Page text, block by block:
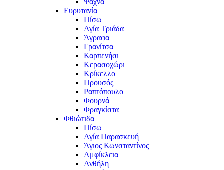
Ευρυτανία
Πίσω
Αγία Τριάδα
Άγραφα
Γρανίτσα
Καρπενήσι
Κερασοχώρι
Κρίκελλο
Προυσός
Ραπτόπουλο
Φουρνά
Φραγκίστα
Φθιώτιδα
Πίσω
Αγία Παρασκευή
Άγιος Κωνσταντίνος
Αμφίκλεια
Ανθήλη